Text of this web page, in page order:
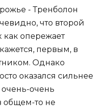
- Тренболон
что второй
как опережает
первым, в
Однако
оказался сильнее
очень
общем-то не